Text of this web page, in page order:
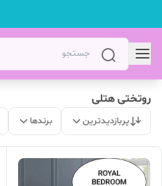
روتختی هتلی
پربازدیدترین برندها